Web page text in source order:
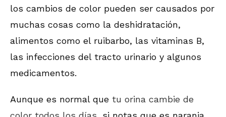
los cambios de color pueden ser causados por
muchas cosas como la deshidratación,
alimentos como el ruibarbo, las vitaminas B,
las infecciones del tracto urinario y algunos
medicamentos.
Aunque es normal que tu orina cambie de